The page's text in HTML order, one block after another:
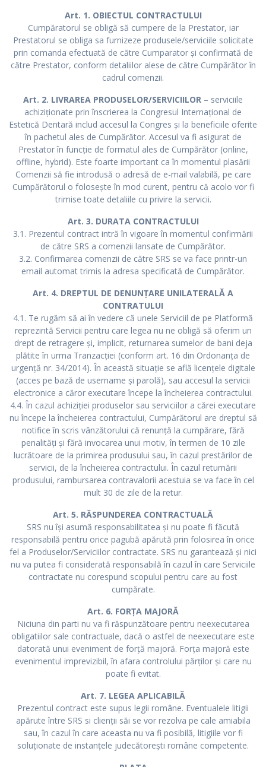
Art. 1. OBIECTUL CONTRACTULUI
Cumpăratorul se obligă să cumpere de la Prestator, iar
Prestatorul se obliga sa furnizeze produsele/serviciile solicitate
prin comanda efectuată de către Cumparator și confirmată de
către Prestator, conform detaliilor alese de către Cumpărător în
cadrul comenzii.
Art. 2. LIVRAREA PRODUSELOR/SERVICIILOR – serviciile
achiziționate prin înscrierea la Congresul Internațional de
Estetică Dentară includ accesul la Congres și la beneficiile oferite
în pachetul ales de Cumpărător. Accesul va fi asigurat de
Prestator în funcție de formatul ales de Cumpărător (online,
offline, hybrid). Este foarte important ca în momentul plasării
Comenzii să fie introdusă o adresă de e-mail valabilă, pe care
Cumpărătorul o folosește în mod curent, pentru că acolo vor fi
trimise toate detaliile cu privire la servicii.
Art. 3. DURATA CONTRACTULUI
3.1. Prezentul contract intră în vigoare în momentul confirmării
de către SRS a comenzii lansate de Cumpărător.
3.2. Confirmarea comenzii de către SRS se va face printr-un
email automat trimis la adresa specificată de Cumpărător.
Art. 4. DREPTUL DE DENUNȚARE UNILATERALĂ A
CONTRATULUI
4.1. Te rugăm să ai în vedere că unele Serviciil de pe Platformă
reprezintă Servicii pentru care legea nu ne obligă să oferim un
drept de retragere și, implicit, returnarea sumelor de bani deja
plătite în urma Tranzacției (conform art. 16 din Ordonanța de
urgență nr. 34/2014). În această situație se află licențele digitale
(acces pe bază de username și parolă), sau accesul la servicii
electronice a căror executare începe la încheierea contractului.
4.4. În cazul achiziției produselor sau serviciilor a cărei executare
nu începe la încheierea contractului, Cumpărătorul are dreptul să
notifice în scris vânzătorului că renunţă la cumpărare, fără
penalităţi şi fără invocarea unui motiv, în termen de 10 zile
lucrătoare de la primirea produsului sau, în cazul prestărilor de
servicii, de la încheierea contractului. În cazul returnării
produsului, rambursarea contravalorii acestuia se va face în cel
mult 30 de zile de la retur.
Art. 5. RĂSPUNDEREA CONTRACTUALĂ
SRS nu își asumă responsabilitatea și nu poate fi făcută
responsabilă pentru orice pagubă apărută prin folosirea în orice
fel a Produselor/Serviciilor contractate. SRS nu garantează și nici
nu va putea fi considerată responsabilă în cazul în care Serviciile
contractate nu corespund scopului pentru care au fost
cumpărate.
Art. 6. FORȚA MAJORĂ
Niciuna din parti nu va fi răspunzătoare pentru neexecutarea
obligatiilor sale contractuale, dacă o astfel de neexecutare este
datorată unui eveniment de forță majoră. Forța majoră este
evenimentul imprevizibil, în afara controlului părților și care nu
poate fi evitat.
Art. 7. LEGEA APLICABILĂ
Prezentul contract este supus legii române. Eventualele litigii
apărute între SRS si clienții săi se vor rezolva pe cale amiabila
sau, în cazul în care aceasta nu va fi posibilă, litigiile vor fi
soluționate de instanțele judecătorești române competente.